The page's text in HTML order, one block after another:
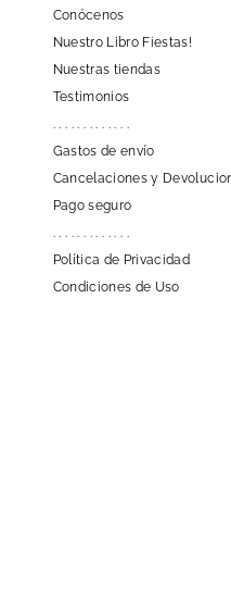
Conócenos
Nuestro Libro Fiestas!
Nuestras tiendas
Testimonios
. . . . . . . . . . . . .
Gastos de envío
Cancelaciones y
Pago seguro
. . . . . . . . . . . . .
Política de Privacidad
Condiciones de Uso